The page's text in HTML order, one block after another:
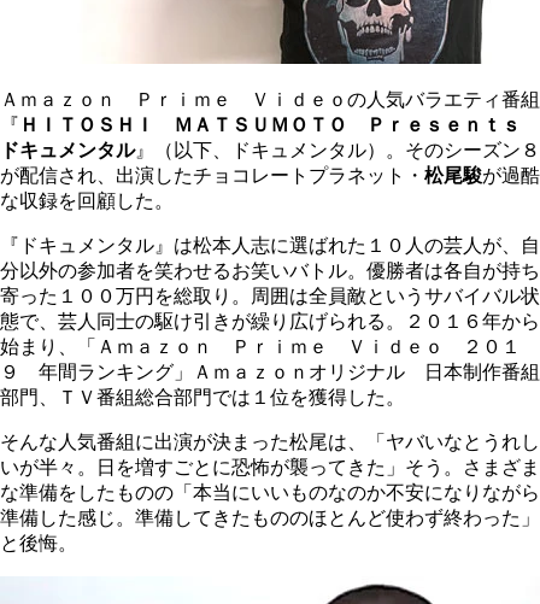
Ａｍａｚｏｎ Ｐｒｉｍｅ Ｖｉｄｅｏの人気バラエティ番組
『 ＨＩＴＯＳＨＩ ＭＡＴＳＵＭＯＴＯ Ｐｒｅｓｅｎｔｓ
ドキュメンタル』（以下、ドキュメンタル）。そのシーズン８
が配信され、出演したチョコレートプラネット・ 松尾駿が過酷
な収録を回顧した。
『ドキュメンタル』は松本人志に選ばれた１０人の芸人が、自
分以外の参加者を笑わせるお笑いバトル。優勝者は各自が持ち
寄った１００万円を総取り。周囲は全員敵というサバイバル状
態で、芸人同士の駆け引きが繰り広げられる。２０１６年から
始まり、「Ａｍａｚｏｎ Ｐｒｉｍｅ Ｖｉｄｅｏ ２０１
９ 年間ランキング」Ａｍａｚｏｎオリジナル 日本制作番組
部門、ＴＶ番組総合部門では１位を獲得した。
そんな人気番組に出演が決まった松尾は、「ヤバいなとうれし
いが半々。日を増すごとに恐怖が襲ってきた」そう。さまざま
な準備をしたものの「本当にいいものなのか不安になりながら
準備した感じ。準備してきたもののほとんど使わず終わった」
と後悔。